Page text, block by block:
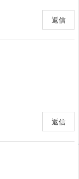
返信
返信